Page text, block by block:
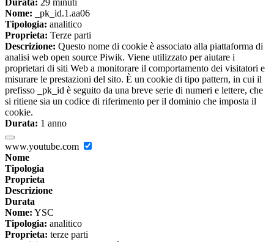
Durata: 29 minuti
Nome: _pk_id.1.aa06
Tipologia: analitico
Proprieta: Terze parti
Descrizione: Questo nome di cookie è associato alla piattaforma di
analisi web open source Piwik. Viene utilizzato per aiutare i
proprietari di siti Web a monitorare il comportamento dei visitatori e
misurare le prestazioni del sito. È un cookie di tipo pattern, in cui il
prefisso _pk_id è seguito da una breve serie di numeri e lettere, che
si ritiene sia un codice di riferimento per il dominio che imposta il
cookie.
Durata: 1 anno
www.youtube.com
Nome
Tipologia
Proprieta
Descrizione
Durata
Nome: YSC
Tipologia: analitico
Proprieta: terze parti